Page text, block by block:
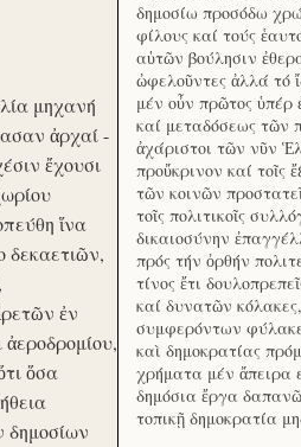
μηχανή
ἀρχαί -
ἔχουσι
ἵνα
δεκαετιῶν,
ἐν
ὅσα
δημοσίων
δημοσίω προσόδω
φίλους καί τούς
αὑτῶν βούλησιν
ὠφελοῦντες ἀλλά τό
μέν οὖν πρῶτος ὑπέρ
καί μεταδόσεως τῶν
ἀχάριστοι τῶν νῦν
προὔκρινον καί τοῖς
τῶν κοινῶν
τοῖς πολιτικοῖς
δικαιοσύνην
πρός τήν ὀρθήν
τίνος ἔτι
καί δυνατῶν
συμφερόντων
καὶ δημοκρατίας
χρήματα μέν ἄπειρα
δημόσια ἔργα
τοπικῇ δημοκρατία